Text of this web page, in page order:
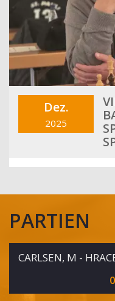
Dez.
2025
PARTIEN
CARLSEN, M -